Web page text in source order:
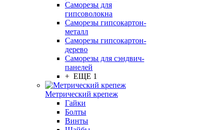
Саморезы для
гипсоволокна
Саморезы гипсокартон-
металл
Саморезы гипсокартон-
дерево
Саморезы для сэндвич-
панелей
+ ЕЩЕ 1
Метрический крепеж
Гайки
Болты
Винты